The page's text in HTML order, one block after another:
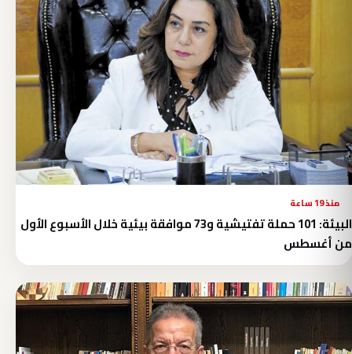
منذ 19 ساعة
البيئة: 101 حملة تفتيشية و73 موافقة بيئية خلال الأسبوع الأول
من أغسطس